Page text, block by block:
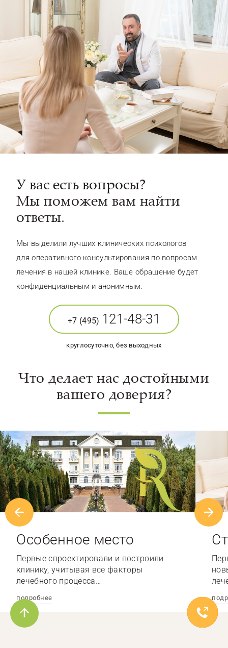
У вас есть вопросы?
Мы поможем вам найти
ответы.
Мы выделили лучших клинических психологов
для оперативного консультирования по вопросам
лечения в нашей клинике. Ваше обращение будет
конфиденциальным и анонимным.
+7 (495) 121-48-31
круглосуточно, без выходных
Что делает нас достойными
вашего доверия?
Особенное место
Первые спроектировали и построили
клинику, учитывая все факторы
лечебного процесса…
подробнее